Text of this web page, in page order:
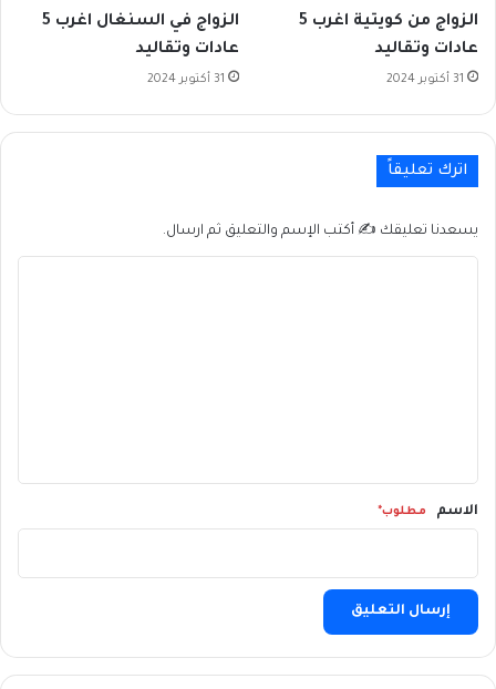
الزواج من كويتية اغرب 5
عادات وتقاليد
31 أكتوبر 2024
الزواج في السنغال اغرب 5
عادات وتقاليد
31 أكتوبر 2024
اترك تعليقاً
يسعدنا تعليقك ✍ أكتب الإسم والتعليق ثم ارسال.
*
و
الاسم مطلوب*